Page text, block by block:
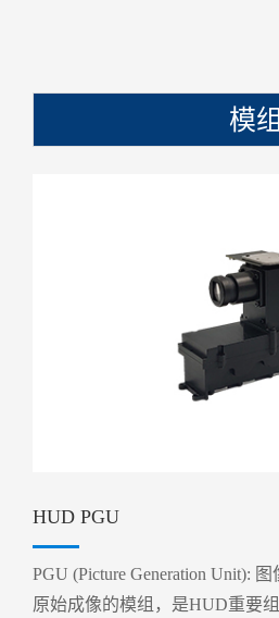
模组
HUD PGU
PGU (Picture Generation Unit):
原始成像的模组，是HUD重要